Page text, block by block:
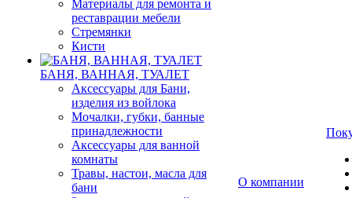
Материалы для ремонта и
реставрации мебели
Стремянки
Кисти
БАНЯ, ВАННАЯ, ТУАЛЕТ
Аксессуары для Бани,
изделия из войлока
Мочалки, губки, банные
принадлежности
Аксессуары для ванной
комнаты
Травы, настои, масла для
бани
О компании